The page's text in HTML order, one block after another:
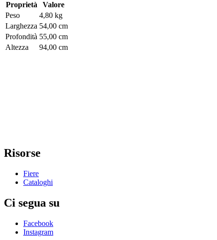
Proprietà
Valore
Peso
4,80 kg
Larghezza 54,00 cm
Profondità 55,00 cm
Altezza
94,00 cm
Risorse
Fiere
Cataloghi
Ci segua su
Facebook
Instagram